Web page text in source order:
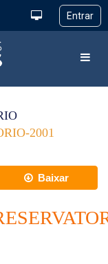
2001
Baixar